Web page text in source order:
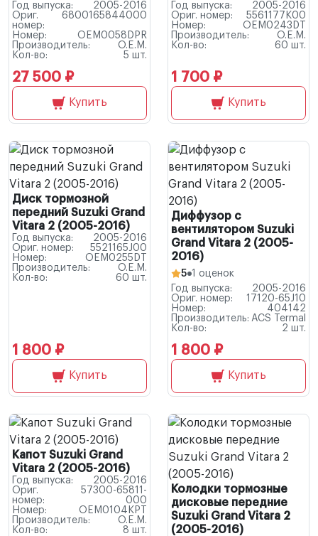
Год выпуска:
2005-2016
Ориг.
номер:
6800165844000
Номер:
OEM0058DPR
Производитель:
O.E.M.
Кол-во:
5 шт.
27 500 ₽
Купить
Год выпуска:
2005-2016
Ориг. номер:
5561177K00
Номер:
OEM0243DT
Производитель:
O.E.M.
Кол-во:
60 шт.
1 700 ₽
Купить
Диск тормозной
передний Suzuki Grand
Vitara 2 (2005-2016)
Год выпуска:
2005-2016
Ориг. номер:
5521165J00
Номер:
OEM0255DT
Производитель:
O.E.M.
Кол-во:
60 шт.
1 800 ₽
Купить
Диффузор с
вентилятором Suzuki
Grand Vitara 2 (2005-
2016)
5 1 оценок
Год выпуска:
2005-2016
Ориг. номер:
17120-65J10
Номер:
404142
Производитель: ACS Termal
Кол-во:
2 шт.
1 800 ₽
Купить
Капот Suzuki Grand
Vitara 2 (2005-2016)
Год выпуска:
2005-2016
Ориг.
номер:
57300-65811-
000
Номер:
OEM0104KPT
Производитель:
O.E.M.
Кол-во:
8 шт.
Колодки тормозные
дисковые передние
Suzuki Grand Vitara 2
(2005-2016)